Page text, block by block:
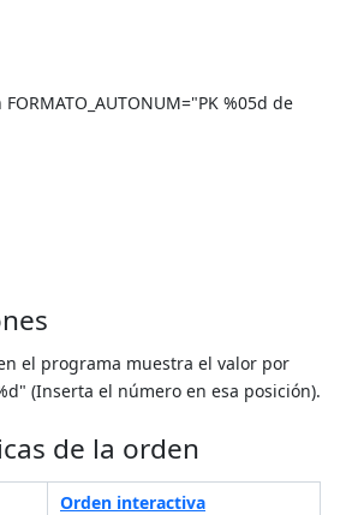
%05d de
el programa muestra el valor por
(Inserta el número en esa posición).
de la orden
Orden interactiva